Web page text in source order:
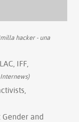
hacker - una
IFF,
and